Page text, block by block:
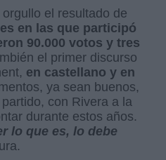
el resultado de
en las que participó
90.000 votos y tres
el primer discurso
en castellano y en
ya sean buenos,
con Rivera a la
durante estos años.
lo que es, lo debe